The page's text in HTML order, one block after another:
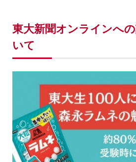
東大新聞オンラインへ
いて